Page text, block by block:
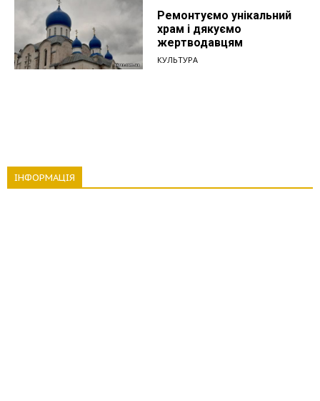
Ремонтуємо унікальний
храм і дякуємо
жертводавцям
КУЛЬТУРА
ІНФОРМАЦІЯ